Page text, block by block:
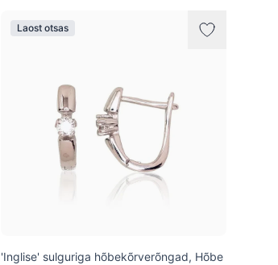
Laost otsas
'Inglise' sulguriga hõbekõrverõngad, Hõbe